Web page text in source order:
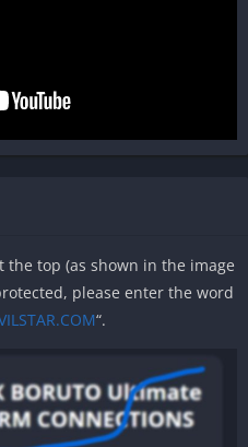
the top (as shown in the image
please enter the word
“.